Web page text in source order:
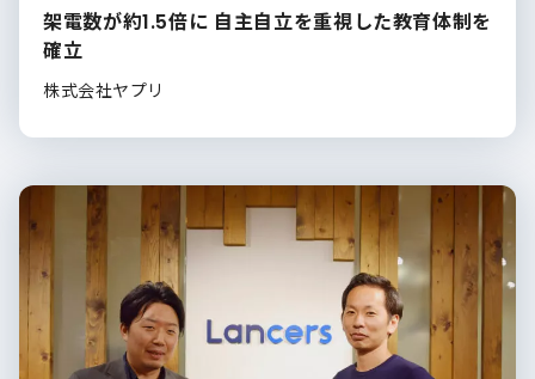
架電数が約1.5倍に 自主自立を重視した教育体制を
確立
株式会社ヤプリ